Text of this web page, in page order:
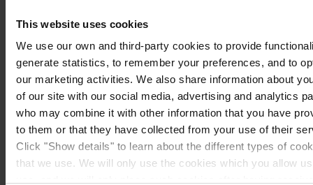
This website uses cookies
We use our own and third-party cookies to provide
generate statistics, to remember your preferences, and to
our marketing activities. We also share information about
of our site with our social media, advertising and analytics
who may combine it with other information that you have
to them or that they have collected from your use of their
Click "Show details" to learn about the different types of
that we use. We will only use the cookies which you allow
Sweden